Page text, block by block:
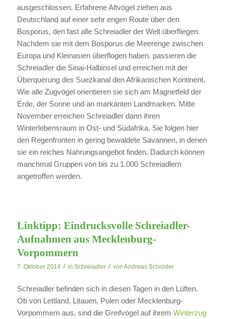
ausgeschlossen. Erfahrene Altvögel ziehen aus
Deutschland auf einer sehr engen Route über den
Bosporus, den fast alle Schreiadler der Welt überfliegen.
Nachdem sie mit dem Bosporus die Meerenge zwischen
Europa und Kleinasien überflogen haben, passieren die
Schreiadler die Sinai-Halbinsel und erreichen mit der
Überquerung des Suezkanal den Afrikanischen Kontinent.
Wie alle Zugvögel orientieren sie sich am Magnetfeld der
Erde, der Sonne und an markanten Landmarken. Mitte
November erreichen Schreiadler dann ihren
Winterlebensraum in Ost- und Südafrika. Sie folgen hier
den Regenfronten in gering bewaldete Savannen, in denen
sie ein reiches Nahrungsangebot finden. Dadurch können
manchmal Gruppen von bis zu 1.000 Schreiadlern
angetroffen werden.
Linktipp: Eindrucksvolle Schreiadler-
Aufnahmen aus Mecklenburg-
Vorpommern
7. Oktober 2014 / in Schreiadler / von Andreas Schröder
Schreiadler befinden sich in diesen Tagen in den Lüften.
Ob von Lettland, Litauen, Polen oder Mecklenburg-
Vorpommern aus, sind die Greifvögel auf ihrem Winterzug